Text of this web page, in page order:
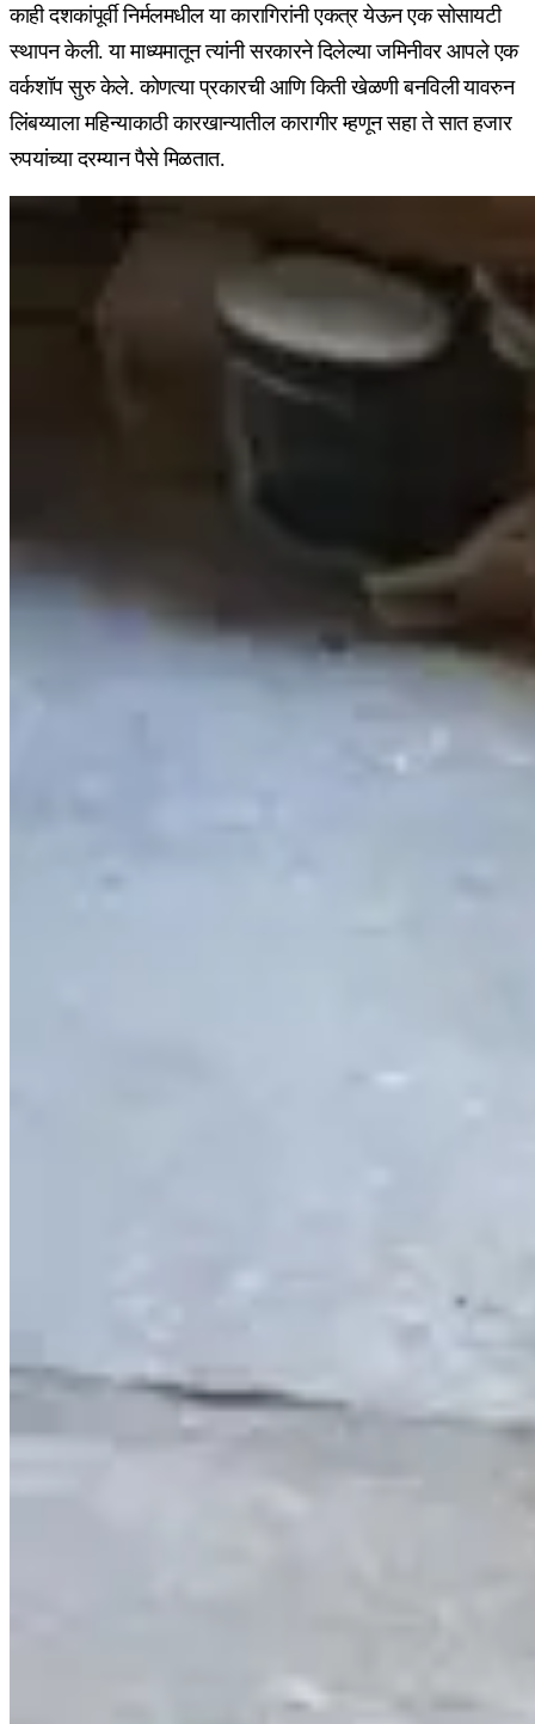
काही दशकांपूर्वी निर्मलमधील या कारागिरांनी एकत्र येऊन एक सोसायटी
स्थापन केली. या माध्यमातून त्यांनी सरकारने दिलेल्या जमिनीवर आपले एक
वर्कशॉप सुरु केले. कोणत्या प्रकारची आणि किती खेळणी बनविली यावरुन
लिंबय्याला महिन्याकाठी कारखान्यातील कारागीर म्हणून सहा ते सात हजार
रुपयांच्या दरम्यान पैसे मिळतात.